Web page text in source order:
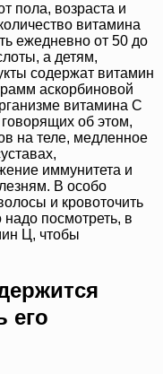
пола, возраста и
витамина
ежедневно от 50 до
а детям,
содержат витамин
аскорбиновой
витамина C
об этом,
на теле, медленное
иммунитета и
В особо
и кровоточить
надо посмотреть, в
Ц, чтобы
его